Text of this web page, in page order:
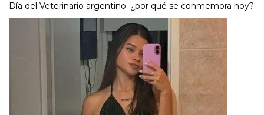
Día del Veterinario argentino: ¿por qué se conmemora hoy?